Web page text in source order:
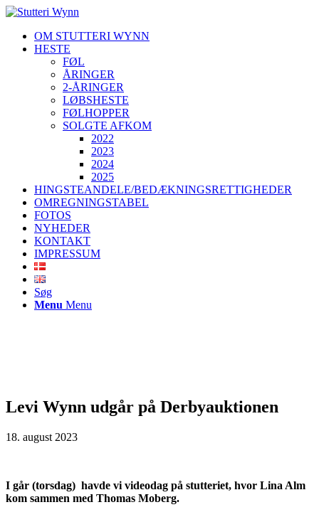
OM STUTTERI WYNN
HESTE
FØL
ÅRINGER
2-ÅRINGER
LØBSHESTE
FØLHOPPER
SOLGTE AFKOM
2022
2023
2024
2025
HINGSTEANDELE/BEDÆKNINGSRETTIGHEDER
OMREGNINGSTABEL
FOTOS
NYHEDER
KONTAKT
IMPRESSUM
Søg
Menu Menu
Levi Wynn udgår på Derbyauktionen
18. august 2023
I går (torsdag) havde vi videodag på stutteriet, hvor Lina Alm
kom sammen med Thomas Moberg.